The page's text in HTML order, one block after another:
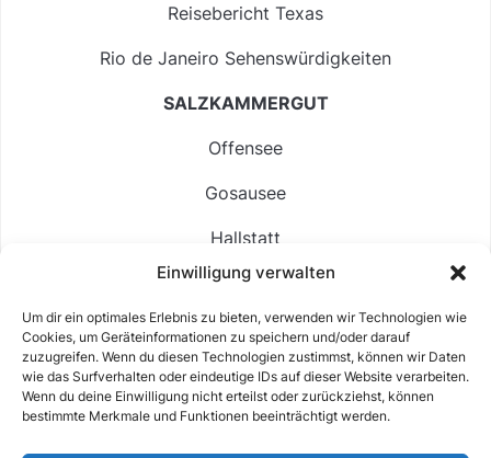
Einwilligung verwalten
Um dir ein optimales Erlebnis zu bieten, verwenden wir Technologien wie
Cookies, um Geräteinformationen zu speichern und/oder darauf
zuzugreifen. Wenn du diesen Technologien zustimmst, können wir Daten
wie das Surfverhalten oder eindeutige IDs auf dieser Website verarbeiten.
Wenn du deine Einwilligung nicht erteilst oder zurückziehst, können
bestimmte Merkmale und Funktionen beeinträchtigt werden.
Reisebericht Texas
Rio de Janeiro Sehenswürdigkeiten
SALZKAMMERGUT
Offensee
Gosausee
Hallstatt
Langbathsee
Altausseer See
Hintersee